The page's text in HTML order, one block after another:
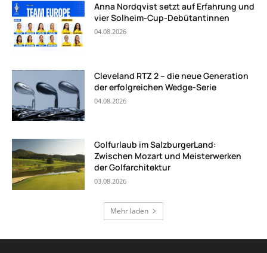
Anna Nordqvist setzt auf Erfahrung und
vier Solheim-Cup-Debütantinnen
04.08.2026
Cleveland RTZ 2 – die neue Generation
der erfolgreichen Wedge-Serie
04.08.2026
Golfurlaub im SalzburgerLand:
Zwischen Mozart und Meisterwerken
der Golfarchitektur
03.08.2026
Mehr laden